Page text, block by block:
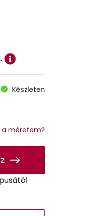
Készleten
a méretem?